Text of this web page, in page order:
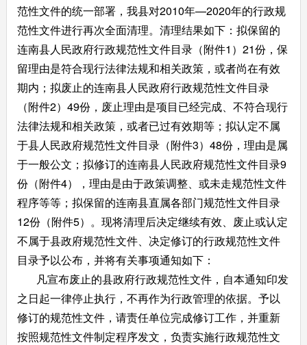
范性文件的统一部署，我县对2010年—2020年的行政规
范性文件进行再次全面清理。清理结果如下：拟保留的
连南县人民政府行政规范性文件目录（附件1）21份，保
留理由是符合现行法律法规和相关政策，或者尚在有效
期内；拟废止的连南县人民政府行政规范性文件目录
（附件2）49份，废止理由是项目已经完成、不符合现行
法律法规和相关政策，或者已过有效期等；拟认定不属
于县人民政府规范性文件目录（附件3）48份，理由是属
于一般公文；拟修订的连南县人民政府规范性文件目录9
份（附件4），理由是由于政策调整、或未走规范性文件
程序等等；拟保留的连南县直属各部门规范性文件目录
12份（附件5）。现将清理后决定继续有效、废止或认定
不属于县政府规范性文件、决定修订的行政规范性文件
目录予以公布，并将有关事项通知如下：
凡宣布废止的县政府行政规范性文件，自本通知印发
之日起一律停止执行，不再作为行政管理的依据。予以
修订的规范性文件，请责任单位完成修订工作，并重新
按照规范性文件制定程序发文，负责实施行政规范性文